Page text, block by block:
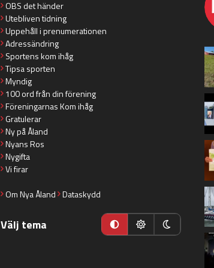
OBS det händer
Utebliven tidning
Uppehåll i prenumerationen
Adressändring
Sportens kom ihåg
Tipsa sporten
Myndig
100 ord från din förening
Föreningarnas Kom ihåg
Gratulerar
Ny på Åland
Nyans Ros
Nygifta
Vi firar
Om Nya Åland Dataskydd
Välj tema